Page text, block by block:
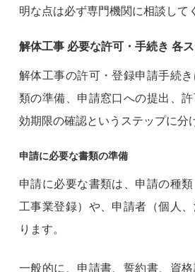
明な点は必ず専門機関に相談して
解体工事 必要な許可・手続き 各
解体工事の許可・登録申請手続
類の準備、申請窓口への提出、
効期限の確認というステップに分
申請に必要な書類の準備
申請に必要な書類は、申請の種
工事業登録）や、申請者（個人
ります。
一般的に、申請書、誓約書、資